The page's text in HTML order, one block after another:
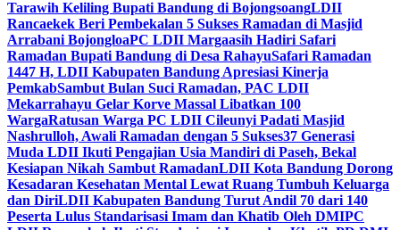
Tarawih Keliling Bupati Bandung di BojongsoangLDII
Rancaekek Beri Pembekalan 5 Sukses Ramadan di Masjid
Arrabani BojongloaPC LDII Margaasih Hadiri Safari
Ramadan Bupati Bandung di Desa RahayuSafari Ramadan
1447 H, LDII Kabupaten Bandung Apresiasi Kinerja
PemkabSambut Bulan Suci Ramadan, PAC LDII
Mekarrahayu Gelar Korve Massal Libatkan 100
WargaRatusan Warga PC LDII Cileunyi Padati Masjid
Nashrulloh, Awali Ramadan dengan 5 Sukses37 Generasi
Muda LDII Ikuti Pengajian Usia Mandiri di Paseh, Bekal
Kesiapan Nikah Sambut RamadanLDII Kota Bandung Dorong
Kesadaran Kesehatan Mental Lewat Ruang Tumbuh Keluarga
dan DiriLDII Kabupaten Bandung Turut Andil 70 dari 140
Peserta Lulus Standarisasi Imam dan Khatib Oleh DMIPC